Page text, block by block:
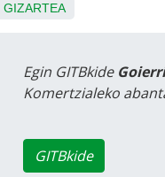
GIZARTEA
Egin GITBkide
Komertzialeko
GITBkide